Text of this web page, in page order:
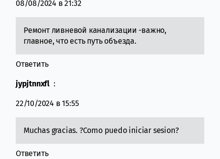
08/08/2024 в 21:32
Ремонт ливневой канализации -важно,
главное, что есть путь объезда.
Ответить
jypjtnnxfl :
22/10/2024 в 15:55
Muchas gracias. ?Como puedo iniciar sesion?
Ответить